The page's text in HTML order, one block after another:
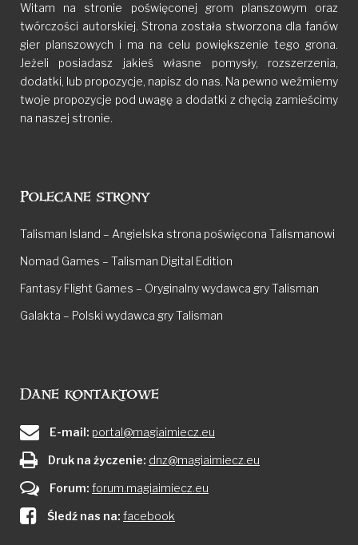
Witam na stronie poświęconej grom planszowym oraz
twórczości autorskiej. Strona została stworzona dla fanów
gier planszowych i ma na celu powiększenie tego grona.
Jeżeli posiadasz jakieś własne pomysły, rozszerzenia,
dodatki, lub propozycje, napisz do nas. Na pewno weźmiemy
twoje propozycje pod uwagę a dodatki z chęcią zamieścimy
na naszej stronie.
Polecane strony
Talisman Island – Angielska strona poświęcona Talismanowi
Nomad Games – Talisman Digital Edition
Fantasy Flight Games – Oryginalny wydawca gry Talisman
Galakta – Polski wydawca gry Talisman
Dane kontaktowe
E-mail: portal@magiaimiecz.eu
Druk na życzenie: dnz@magiaimiecz.eu
Forum: forum.magiaimiecz.eu
Śledź nas na: facebook